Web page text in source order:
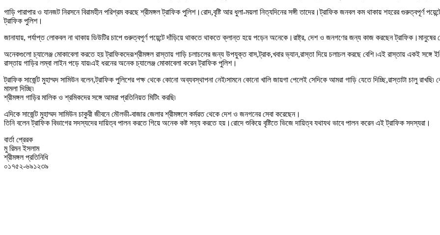
গাড়ি পারাপার ও যানজট নিরসনে বিরামহীন পরিশ্রম করছে শ্রীমঙ্গল ট্রাফিক পুলিশ।রোদ,বৃষ্টি আর ধুলা-ময়লা নিত্যদিনের সঙ্গী তাদের।ট্রাফিক জনবল কম থাকায় শহরের গুরুত্বপূর্ণ
ট্রাফিক পুলিশ।
জানাযায়, পর্যাপ্ত লোকবল না থাকায় ডিউটির চাপে গুরুত্বপূর্ণ পয়েন্টে দাঁড়িয়ে থাকতে থাকতে ক্লান্ত হয়ে পড়েন অনেকে।রাষ্ট্র, দেশ ও জনগণের জন্য কাজ করছেন ট্রাফিক।মানুষের
অনেকগুলো চ্যালেঞ্জ মোকাবেলা করতে হয় ট্রাফিকদের৷শ্রীমঙ্গল রাস্তায় গাড়ি চলাচলের জন্য উপযুক্ত বাস,ট্রাক,খবার ভ্যান,রাস্তা দিয়ে চলাচল করছে বেশি ৷এই রাস্তায় একই
রাস্তায় গাড়ির লম্বা লাইন পড়ে যায়৷এই ধরনের অনেক চ্যালেঞ্জ মোকাবেলা করেন ট্রাফিক পুলিশ।
ট্রাফিক সার্জেন্ট মুহাম্মদ সামিউন বলেন,ট্রাফিক পুলিশের পক্ষ থেকে কোনো অব্যবস্থাপনা নেই৷সামনে কোনো খালি জায়গা পেলেই সেদিকে আমরা গাড়ি যেতে দিচ্ছি,রাস্তাটা চালু রাখছি৷
মামলা দিচ্ছি৷
শ্রীমঙ্গল গাড়ির মালিক ও শ্রমিকদের সঙ্গে আমরা প্রতিনিয়ত মিটিং করছি৷
এদিকে সার্জেন্ট মুহাম্মদ সামিউন চাকুরী জীবনে মৌলভী-বাজার জেলার শ্রীমঙ্গলে কর্মরত থেকে দেশ ও জনগনের সেবা করেছেন।
তিনি বলেন ট্রাফিক বিভাগের সদস্যদের দায়িত্ব পালন করতে গিয়ে অনেক কষ্ট সহ্য করতে হয়।রোদে শুকিয়ে বৃষ্টিতে ভিজে দায়িত্ব যথাযথ ভাবে পালন করেন এই ট্রাফিক সদস্যরা।
বার্তা প্রেরক
মু রিমন ইসলাম
শ্রীমঙ্গল প্রতিনিধি
০১৭৫২-৬৯১২৩৯